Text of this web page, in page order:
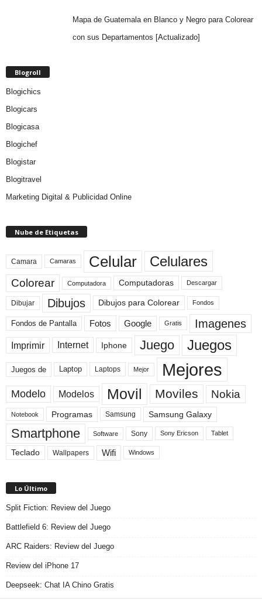
Mapa de Guatemala en Blanco y Negro para Colorear
con sus Departamentos [Actualizado]
Blogroll
Blogichics
Blogicars
Blogicasa
Blogichef
Blogistar
Blogitravel
Marketing Digital & Publicidad Online
Nube de Etiquetas
Camara Camaras Celular Celulares
Colorear Computadora Computadoras Descargar
Dibujar Dibujos Dibujos para Colorear Fondos
Fondos de Pantalla Fotos Google Gratis Imagenes
Imprimir Internet Iphone Juego Juegos
Juegos de Laptop Laptops Mejor Mejores
Modelo Modelos Movil Moviles Nokia
Notebook Programas Samsung Samsung Galaxy
Smartphone Software Sony Sony Ericson Tablet
Teclado Wallpapers Wifi Windows
Lo Último
Split Fiction: Review del Juego
Battlefield 6: Review del Juego
ARC Raiders: Review del Juego
Review del iPhone 17
Deepseek: Chat IA Chino Gratis